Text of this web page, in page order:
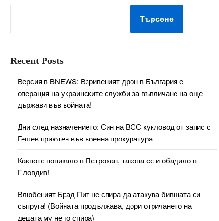
Търсене
Recent Posts
Версия в BNEWS: Взривеният дрон в България е
операция на украинските служби за въвличане на още
държави във войната!
Дни след назначението: Син на ВСС кукловод от запис с
Гешев приютен във военна прокуратура
Каквото повикало в Петрохан, такова се и обадило в
Пловдив!
Влюбеният Брад Пит не спира да атакува бившата си
съпруга! (Войната продължава, дори отричането на
децата му не го спира)